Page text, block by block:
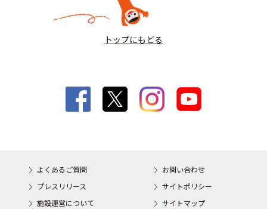
トップにもどる
よくあるご質問
お問い合わせ
プレスリリース
サイトポリシー
施設運営について
サイトマップ